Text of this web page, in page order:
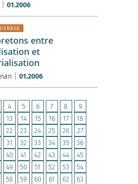
01.2006
entre
et
01.2006
4 5 6 7 8
9
13 14 15 16 17
18
22 23 24 25 26
27
31 32 33 34 35
36
40 41 42 43 44
45
49 50 51 52 53
54
58 59 60 61 62
63